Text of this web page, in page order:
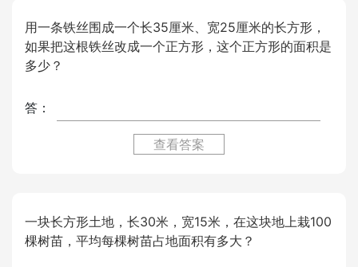
用一条铁丝围成一个长35厘米、宽25厘米的长方形，
如果把这根铁丝改成一个正方形，这个正方形的面积是
多少？
答：
查看答案
一块长方形土地，长30米，宽15米，在这块地上栽100
棵树苗，平均每棵树苗占地面积有多大？